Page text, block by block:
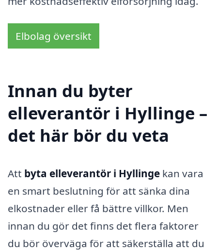
Elbolag översikt
Innan du byter
elleverantör i Hyllinge –
det här bör du veta
Att byta elleverantör i Hyllinge kan vara
en smart beslutning för att sänka dina
elkostnader eller få bättre villkor. Men
innan du gör det finns det flera faktorer
du bör överväga för att säkerställa att du